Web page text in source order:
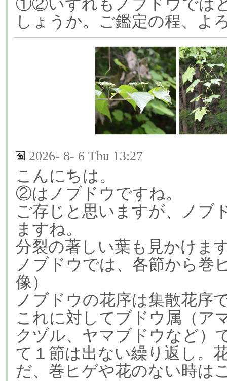
しょうか。ご鑑定の程、よ
2026- 8- 6 Thu 13:27
こんにちは。
②はノブドウですね。
ご存じと思いますが、ノブ
ますね。
分裂の著しい葉も見かけま
ノブドウでは、各節から巻
像）
ノブドウの花序は集散花序
これに対してブドウ属（ア
クヅル、ヤマブドウなど）
て１節は出ない繰り返し。
だ、巻ヒゲや花のない時は